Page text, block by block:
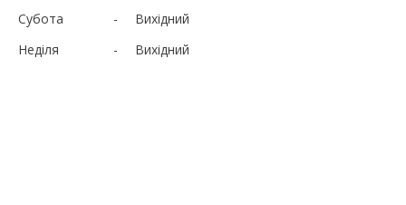
Субота
Вихідний
Неділя
Вихідний